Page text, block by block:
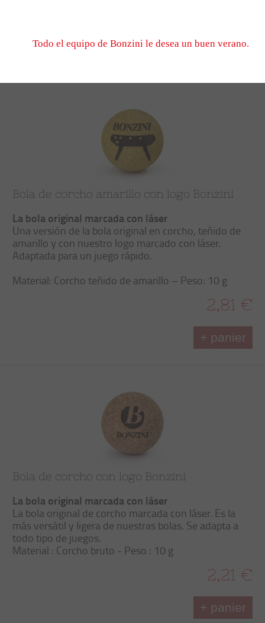
Bola de corcho amarillo con logo Bonzini
La bola original marcada con láser
Una versión de la bola original en corcho, teñido de
amarillo y con nuestro logo marcado con láser.
Adaptada para un juego rápido.
Material: Corcho teñido de amarillo – Peso: 10 g
2,81 €
+ panier
Bola de corcho con logo Bonzini
La bola original marcada con láser
La bola original de corcho marcada con láser. Es la
más versátil y ligera de nuestras bolas. Se adapta a
todo tipo de juegos.
Material : Corcho bruto - Peso : 10 g
2,21 €
+ panier
Todo el equipo de Bonzini le desea un buen verano.